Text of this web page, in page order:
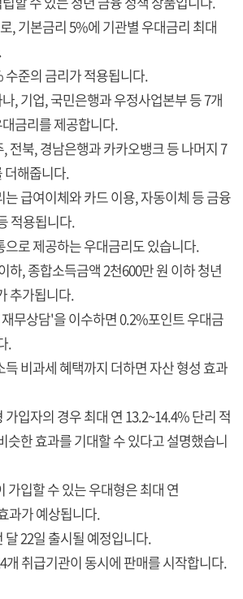
, 기본금리 5%에 기관별 우대금리 최대
수준의 금리가 적용됩니다.
, 기업, 국민은행과 우정사업본부 등 7개
금리를 제공합니다.
전북, 경남은행과 카카오뱅크 등 나머지 7
더해줍니다.
급여이체와 카드 이용, 자동이체 등 금융
적용됩니다.
로 제공하는 우대금리도 있습니다.
하, 종합소득금액 2천600만 원 이하 청년
추가됩니다.
무상담'을 이수하면 0.2%포인트 우대금
.
비과세 혜택까지 더하면 자산 형성 효과
입자의 경우 최대 연 13.2~14.4% 단리 적
슷한 효과를 기대할 수 있다고 설명했습니
가입할 수 있는 우대형은 최대 연
과가 예상됩니다.
22일 출시될 예정입니다.
개 취급기관이 동시에 판매를 시작합니다.